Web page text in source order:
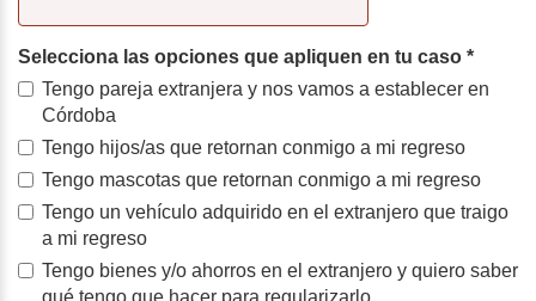
Selecciona las opciones que apliquen en tu caso *
Tengo pareja extranjera y nos vamos a establecer en
Córdoba
Tengo hijos/as que retornan conmigo a mi regreso
Tengo mascotas que retornan conmigo a mi regreso
Tengo un vehículo adquirido en el extranjero que traigo
a mi regreso
Tengo bienes y/o ahorros en el extranjero y quiero saber
qué tengo que hacer para regularizarlo